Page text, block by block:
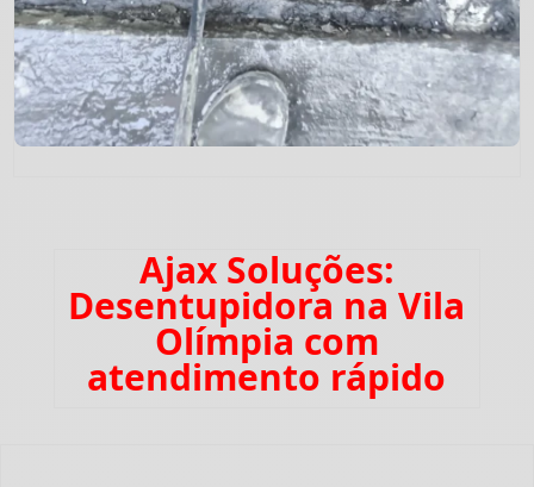
Ajax Soluções:
Desentupidora na Vila
Olímpia com
atendimento rápido